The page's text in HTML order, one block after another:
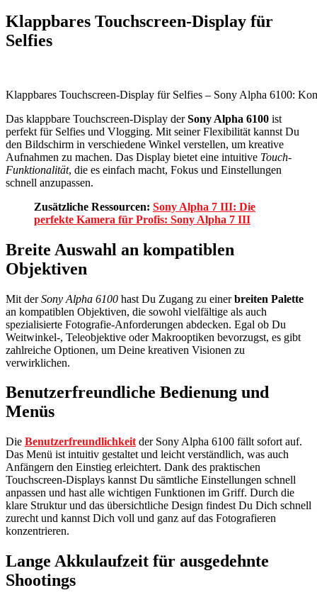
Klappbares Touchscreen-Display für
Selfies
Klappbares Touchscreen-Display für Selfies – Sony Alpha 6100:
Das klappbare Touchscreen-Display derSony Alpha 6100 ist
perfekt für Selfies und Vlogging. Mit seiner Flexibilität kannst Du
den Bildschirm in verschiedene Winkel verstellen, um kreative
Aufnahmen zu machen. Das Display bietet eine intuitive Touch-
Funktionalität, die es einfach macht, Fokus und Einstellungen
schnell anzupassen.
Zusätzliche Ressourcen: Sony Alpha 7 III: Die
perfekte Kamera für Profis: Sony Alpha 7 III
Breite Auswahl an kompatiblen
Objektiven
Mit derSony Alpha 6100 hast Du Zugang zu einerbreiten Palette
an kompatiblen Objektiven, die sowohl vielfältige als auch
spezialisierte Fotografie-Anforderungen abdecken. Egal ob Du
Weitwinkel-, Teleobjektive oder Makrooptiken bevorzugst, es gibt
zahlreiche Optionen, um Deine kreativen Visionen zu
verwirklichen.
Benutzerfreundliche Bedienung und
Menüs
Die Benutzerfreundlichkeit der Sony Alpha 6100 fällt sofort auf.
Das Menü ist intuitiv gestaltet und leicht verständlich, was auch
Anfängern den Einstieg erleichtert. Dank des praktischen
Touchscreen-Displays kannst Du sämtliche Einstellungen schnell
anpassen und hast alle wichtigen Funktionen im Griff. Durch die
klare Struktur und das übersichtliche Design findest Du Dich schnell
zurecht und kannst Dich voll und ganz auf das Fotografieren
konzentrieren.
Lange Akkulaufzeit für ausgedehnte
Shootings